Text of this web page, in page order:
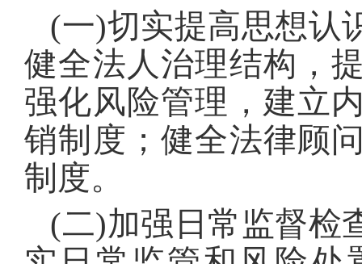
(一)切实提高思想认
健全法人治理结构，
强化风险管理，建立
销制度；健全法律顾
制度。
(二)加强日常监督检